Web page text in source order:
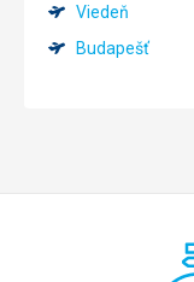
Viedeň
Budapešť